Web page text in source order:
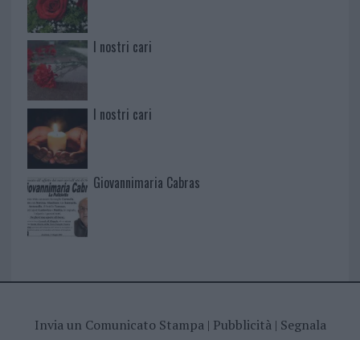
I nostri cari
I nostri cari
Giovannimaria Cabras
Invia un Comunicato Stampa| Pubblicità| Segnala